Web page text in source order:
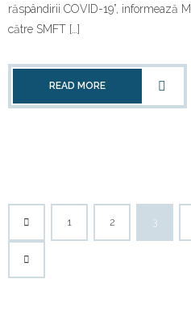
răspândirii COVID-19”, informează
către SMFT […]
READ MORE
1 2 3